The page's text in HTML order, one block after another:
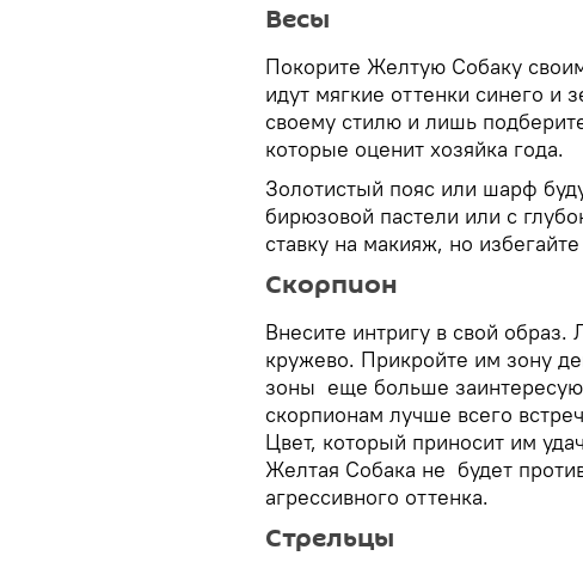
Весы
Покорите Желтую Собаку
идут мягкие оттенки синего и
своему стилю и лишь
которые оценит хозяйка года.
Золотистый пояс или шарф
бирюзовой пастели или с
ставку на макияж, но
Скорпион
Внесите интригу в свой
кружево. Прикройте им зону
зоны еще больше
скорпионам лучше всего
Цвет, который приносит им
Желтая Собака не будет
агрессивного оттенка.
Стрельцы